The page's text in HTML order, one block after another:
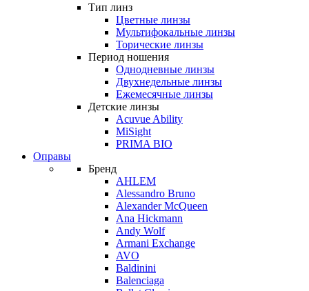
Тип линз
Цветные линзы
Мультифокальные линзы
Торические линзы
Период ношения
Однодневные линзы
Двухнедельные линзы
Ежемесячные линзы
Детские линзы
Acuvue Ability
MiSight
PRIMA BIO
Оправы
Бренд
AHLEM
Alessandro Bruno
Alexander McQueen
Ana Hickmann
Andy Wolf
Armani Exchange
AVO
Baldinini
Balenciaga